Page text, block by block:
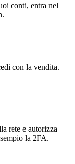
conti, entra nel
con la vendita.
rete e autorizza
la 2FA.